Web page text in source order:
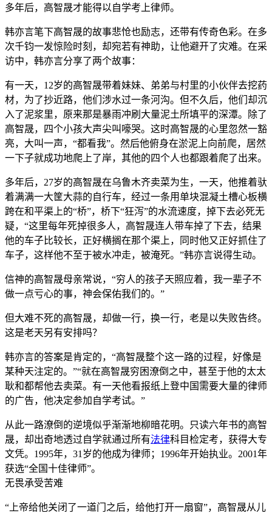
多年后，高智晟才能得以自学考上律师。
韩亦言笔下高智晟的故事悲怆也励志，还带有传奇色彩。在多
次千钧一发惊险时刻，却宛若有神助，让他避开了灾难。在采
访中，韩亦言分享了两个故事：
有一天，12岁的高智晟带着妹妹、弟弟与村里的小伙伴去挖药
材，为了抄近路，他们涉水过一条河沟。但不久后，他们却沉
入了泥浆里，原来那是暴雨冲刷大量泥土所填平的深潭。除了
高智晟，四个小孩大声尖叫嚎哭。这时高智晟的心里忽然一豁
亮，大叫一声，“都看我”。然后他俯身在淤泥上向前爬，居然
一下子就成功地爬上了岸，其他的四个人也都跟着爬了出来。
多年后，27岁的高智晟在乌鲁木齐卖菜为生，一天，他推着驮
着满满一大筐大蒜的自行车，经过一条用单块混凝土槽心板横
跨在和平渠上的“桥”，桥下“狂泻”的水流速度，掉下去必死无
疑，“这里每年死掉很多人，高智晟连人带车掉了下去，结果
他的车子比较长，正好横搁在那个渠上，同时他又正好抓住了
车子，这样他不至于被水冲走，被淹死。”韩亦言说得生动。
信神的高智晟母亲常说，“穷人的孩子天照应着，我一辈子不
做一点亏心的事，神会保佑我们的。”
但大难不死的高智晟，却做一行，换一行，老是以失败告终。
这是老天另有安排吗？
韩亦言的答案是肯定的，“高智晟整个这一路的过程，好像是
某种天注定的。”“就在高智晟穷困潦倒之中，甚至于他的太太
耿和都帮他去卖菜。有一天他看报纸上登中国需要大量的律师
的广告，他决定参加自学考试。”
从此一路潦倒的逆境似乎渐渐地柳暗花明。只读六年书的高智
晟，却出奇地透过自学就通过所有法律科目检定考，获得大专
文凭。1995年，31岁的他成为律师；1996年开始执业。2001年
获选“全国十佳律师”。
无畏承受苦难
“上帝给他关闭了一道门之后，给他打开一扇窗”，高智晟从儿